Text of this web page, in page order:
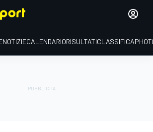
NOTIZIECALENDARIORISULTATICLASSIFICA